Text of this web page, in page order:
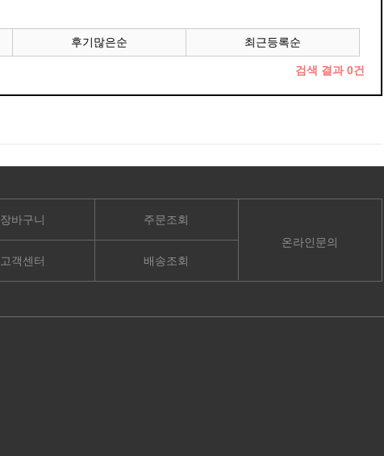
후기많은순 최근등록순
검색 결과0건
장바구니
고객센터
주문조회
배송조회
온라인문의